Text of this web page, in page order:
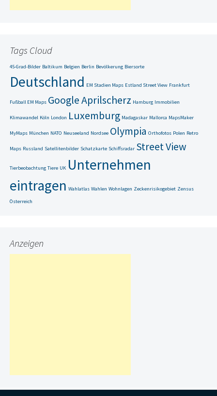
Tags Cloud
45-Grad-Bilder Baltikum Belgien Berlin Bevölkerung Biersorte
Deutschland EM Stadien Maps Estland Street View Frankfurt
Fußball EM Maps Google Aprilscherz Hamburg Immobilien
Klimawandel Köln London Luxemburg Madagaskar Mallorca MapsMaker
MyMaps München NATO Neuseeland Nordsee Olympia Orthofotos Polen Retro
Maps Russland Satellitenbilder Schatzkarte Schiffsradar Street View
Tierbeobachtung Tiere UK Unternehmen
eintragen Wahlatlas Wahlen Wohnlagen Zeckenrisikogebiet Zensus
Österreich
Anzeigen